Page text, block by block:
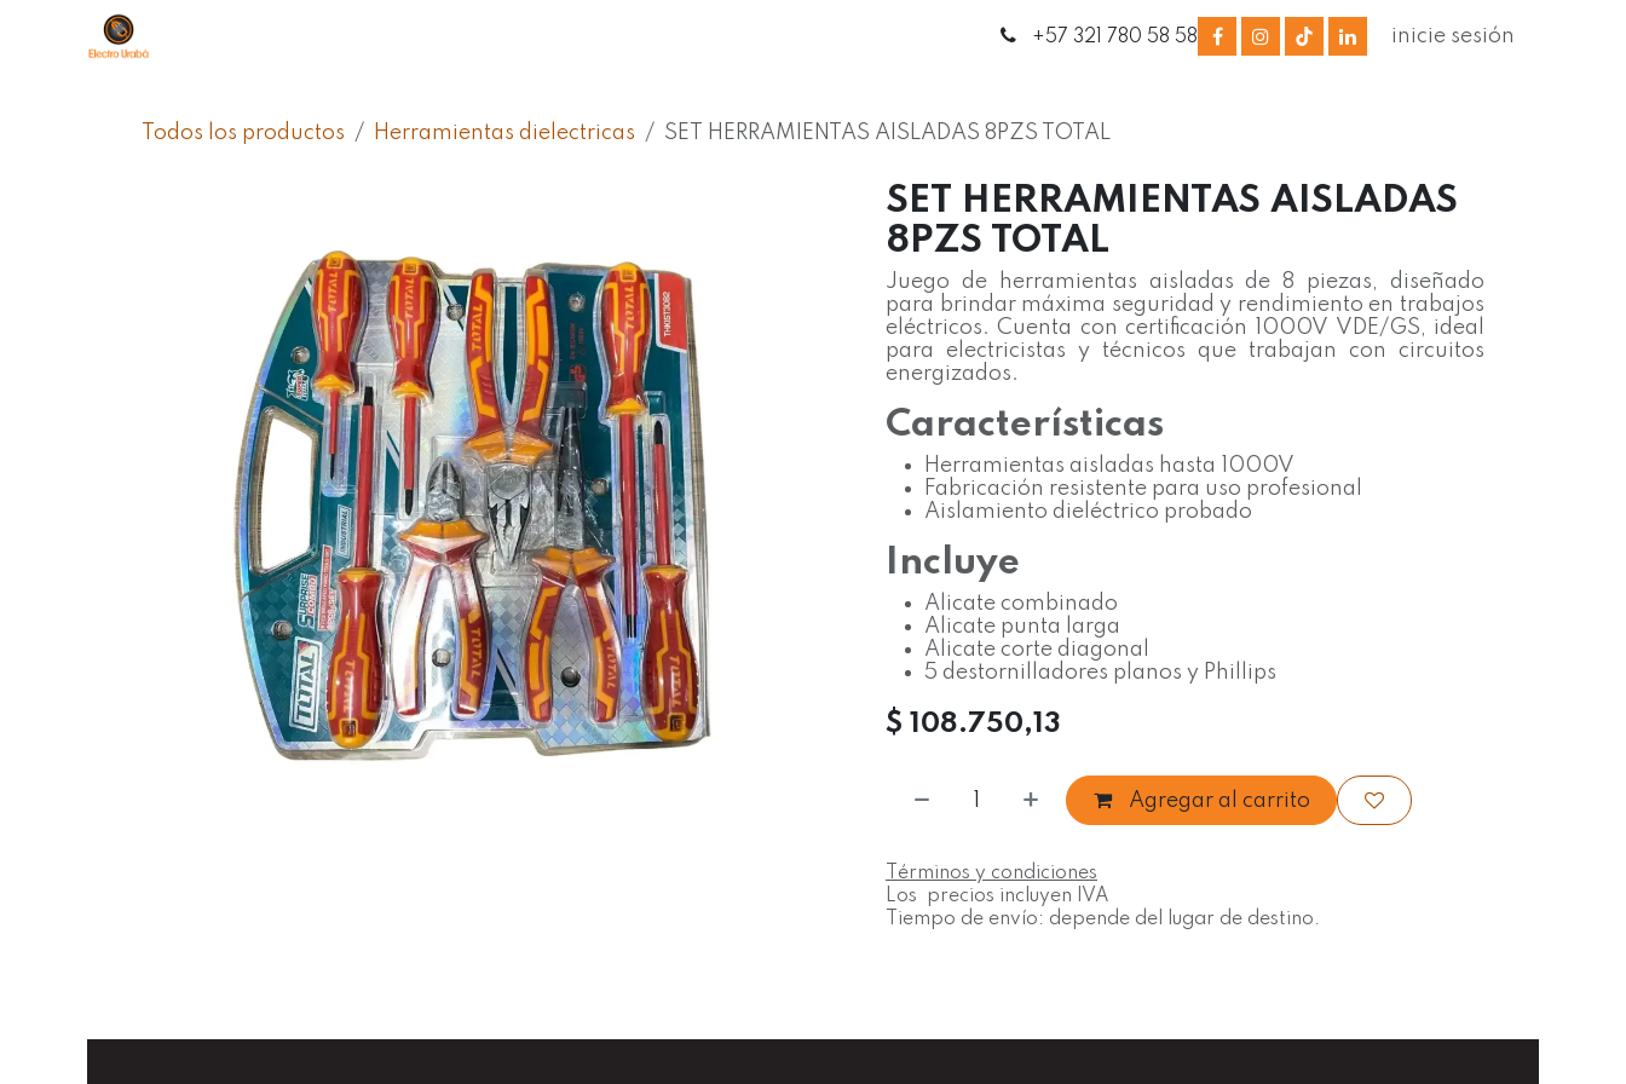
Ir al contenido
Contáctanos +57 321 780 58 58 inicie sesión
Todos los productos Herramientas dielectricas SET HERRAMIENTAS AISLADAS 8PZS TOTAL
SET HERRAMIENTAS AISLADAS
8PZS TOTAL
Juego de herramientas aisladas de 8 piezas, diseñado
para brindar máxima seguridad y rendimiento en trabajos
eléctricos. Cuenta con certificación 1000V VDE/GS, ideal
para electricistas y técnicos que trabajan con circuitos
energizados.
Características
Herramientas aisladas hasta 1000V
Fabricación resistente para uso profesional
Aislamiento dieléctrico probado
Incluye
Alicate combinado
Alicate punta larga
Alicate corte diagonal
5 destornilladores planos y Phillips
$ 108.750,13
Agregar al carrito
Términos y condiciones
Los precios incluyen IVA
Tiempo de envío: depende del lugar de destino.